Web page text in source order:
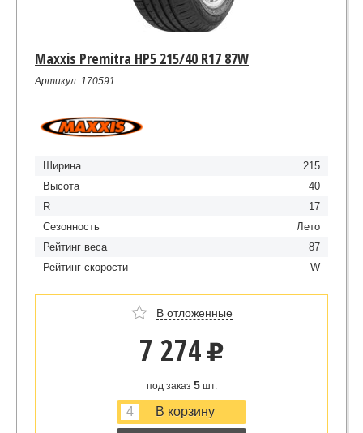
Maxxis Premitra HP5 215/40 R17 87W
Артикул: 170591
Ширина
215
Высота
40
R
17
Сезонность
Лето
Рейтинг веса
87
Рейтинг скорости
W
В отложенные
7 274 u
под заказ 5шт.